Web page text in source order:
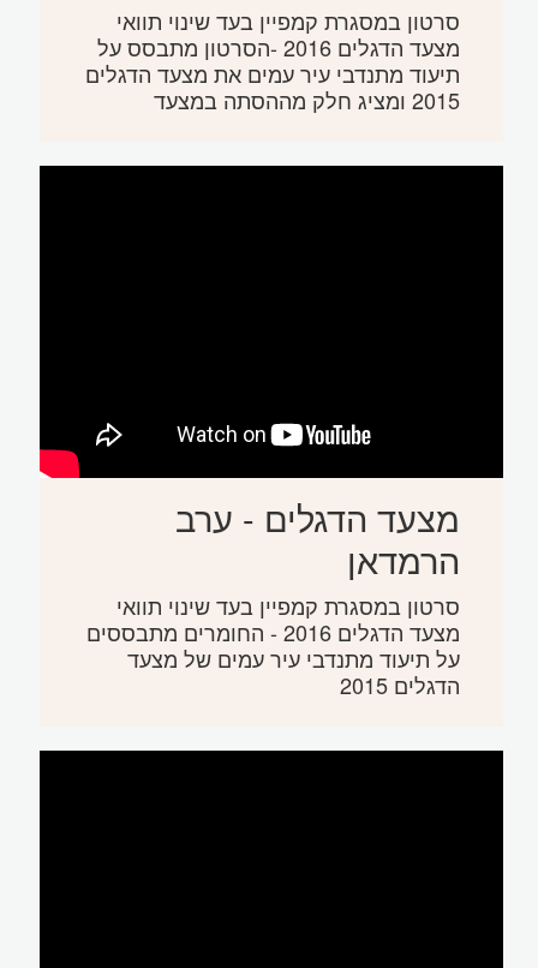
סרטון במסגרת קמפיין בעד שינוי תוואי
מצעד הדגלים 2016 -הסרטון מתבסס על
תיעוד מתנדבי עיר עמים את מצעד הדגלים
2015 ומציג חלק מההסתה במצעד
מצעד הדגלים - ערב
הרמדאן
סרטון במסגרת קמפיין בעד שינוי תוואי
מצעד הדגלים 2016 - החומרים מתבססים
על תיעוד מתנדבי עיר עמים של מצעד
הדגלים 2015